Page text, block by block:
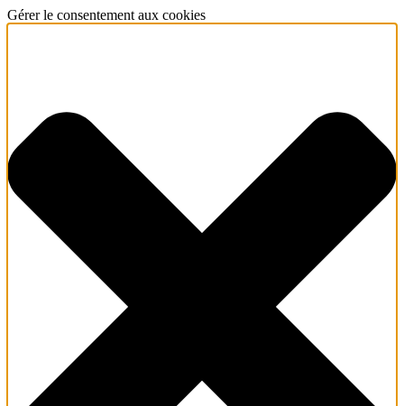
Gérer le consentement aux cookies